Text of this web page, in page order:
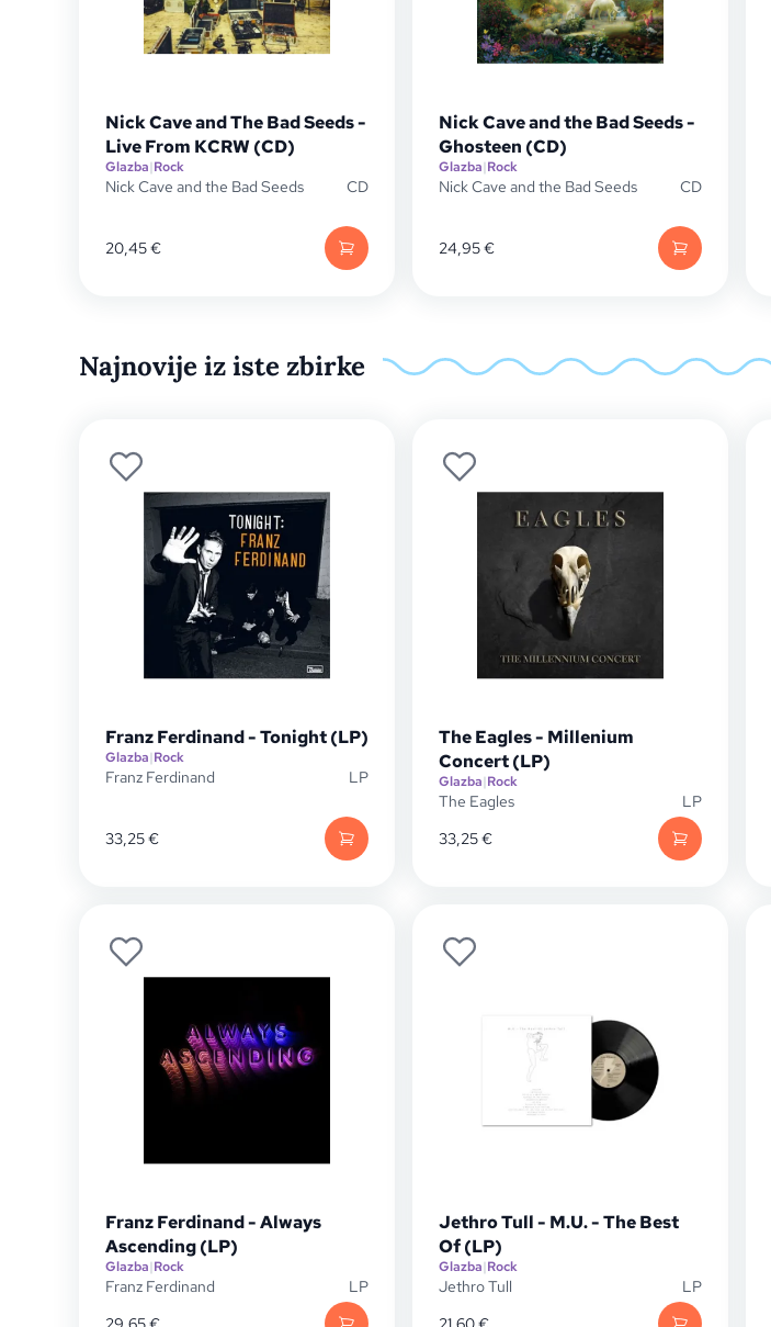
Nick Cave and The Bad Seeds -
Live From KCRW (CD)
Glazba|Rock
Nick Cave and the Bad Seeds CD
20,45€
Nick Cave and the Bad Seeds -
Ghosteen (CD)
Glazba|Rock
Nick Cave and the Bad Seeds CD
24,95€
Najnovije iz iste zbirke
Franz Ferdinand - Tonight (LP)
Glazba|Rock
Franz Ferdinand LP
33,25€
The Eagles - Millenium
Concert (LP)
Glazba|Rock
The Eagles
LP
33,25€
Franz Ferdinand - Always
Ascending (LP)
Glazba|Rock
Franz Ferdinand
LP
Jethro Tull - M.U. - The Best
Of (LP)
Glazba|Rock
Jethro Tull
LP